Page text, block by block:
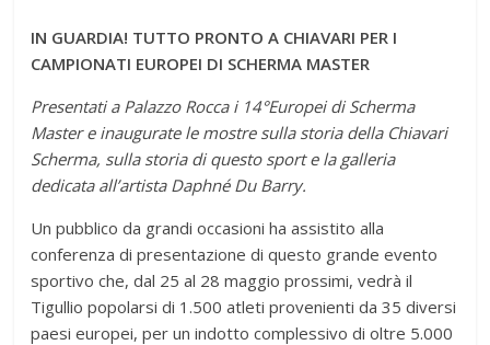
IN GUARDIA! TUTTO PRONTO A CHIAVARI PER I
CAMPIONATI EUROPEI DI SCHERMA MASTER
Presentati a Palazzo Rocca i 14°Europei di Scherma
Master e inaugurate le mostre sulla storia della Chiavari
Scherma, sulla storia di questo sport e la galleria
dedicata all’artista Daphné Du Barry.
Un pubblico da grandi occasioni ha assistito alla
conferenza di presentazione di questo grande evento
sportivo che, dal 25 al 28 maggio prossimi, vedrà il
Tigullio popolarsi di 1.500 atleti provenienti da 35 diversi
paesi europei, per un indotto complessivo di oltre 5.000